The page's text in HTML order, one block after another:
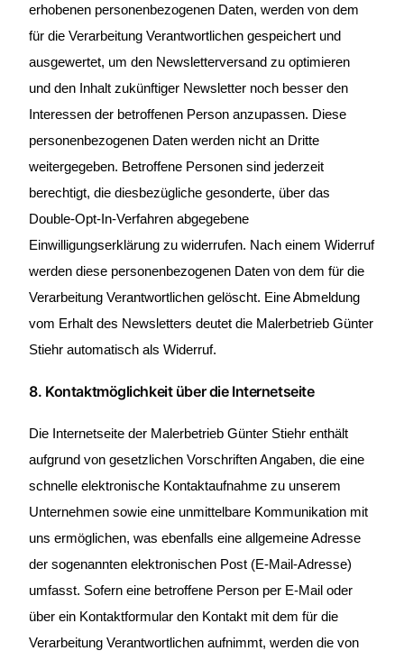
erhobenen personenbezogenen Daten, werden von dem
für die Verarbeitung Verantwortlichen gespeichert und
ausgewertet, um den Newsletterversand zu optimieren
und den Inhalt zukünftiger Newsletter noch besser den
Interessen der betroffenen Person anzupassen. Diese
personenbezogenen Daten werden nicht an Dritte
weitergegeben. Betroffene Personen sind jederzeit
berechtigt, die diesbezügliche gesonderte, über das
Double-Opt-In-Verfahren abgegebene
Einwilligungserklärung zu widerrufen. Nach einem Widerruf
werden diese personenbezogenen Daten von dem für die
Verarbeitung Verantwortlichen gelöscht. Eine Abmeldung
vom Erhalt des Newsletters deutet die Malerbetrieb Günter
Stiehr automatisch als Widerruf.
8. Kontaktmöglichkeit über die Internetseite
Die Internetseite der Malerbetrieb Günter Stiehr enthält
aufgrund von gesetzlichen Vorschriften Angaben, die eine
schnelle elektronische Kontaktaufnahme zu unserem
Unternehmen sowie eine unmittelbare Kommunikation mit
uns ermöglichen, was ebenfalls eine allgemeine Adresse
der sogenannten elektronischen Post (E-Mail-Adresse)
umfasst. Sofern eine betroffene Person per E-Mail oder
über ein Kontaktformular den Kontakt mit dem für die
Verarbeitung Verantwortlichen aufnimmt, werden die von